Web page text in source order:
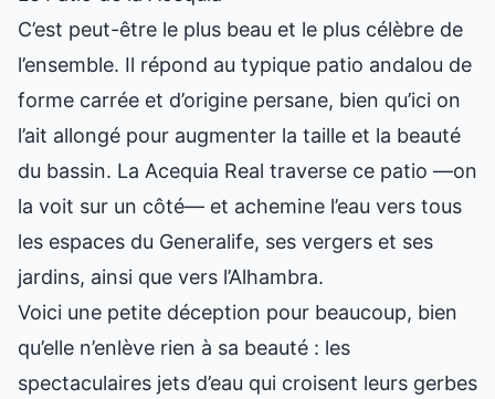
C’est peut-être le plus beau et le plus célèbre de
l’ensemble. Il répond au typique patio andalou de
forme carrée et d’origine persane, bien qu’ici on
l’ait allongé pour augmenter la taille et la beauté
du bassin. La Acequia Real traverse ce patio —on
la voit sur un côté— et achemine l’eau vers tous
les espaces du Generalife, ses vergers et ses
jardins, ainsi que vers l’Alhambra.
Voici une petite déception pour beaucoup, bien
qu’elle n’enlève rien à sa beauté : les
spectaculaires jets d’eau qui croisent leurs gerbes